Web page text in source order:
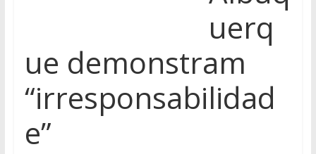
uerq
ue demonstram
“irresponsabilidad
e”